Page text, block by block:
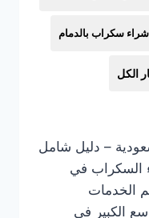
سكراب بالدمام
الكل
– دليل شامل
السكراب في
الخدمات
الكبير في